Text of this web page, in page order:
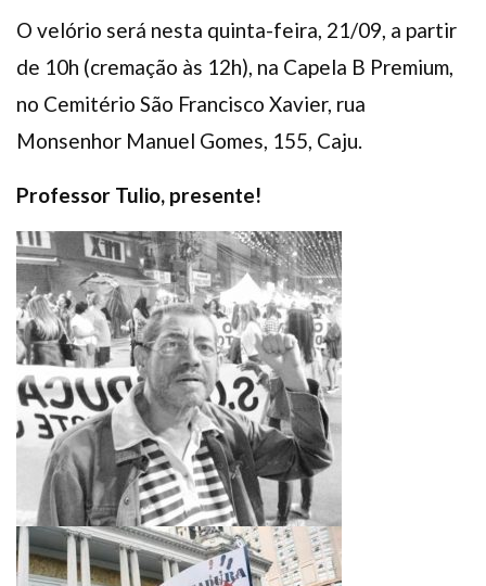
O velório será nesta quinta-feira, 21/09, a partir
de 10h (cremação às 12h), na Capela B Premium,
no Cemitério São Francisco Xavier, rua
Monsenhor Manuel Gomes, 155, Caju.
Professor Tulio, presente!